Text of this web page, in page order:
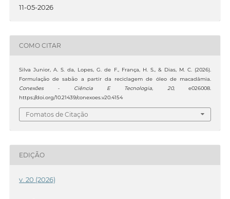
11-05-2026
COMO CITAR
Silva Junior, A. S. da, Lopes, G. de F., França, H. S., & Dias, M. C. (2026).
Formulação de sabão a partir da reciclagem de óleo de macadâmia.
Conexões - Ciência E Tecnologia, 20, e026008.
https://doi.org/10.21439/conexoes.v20.4154
Fomatos de Citação
EDIÇÃO
v. 20 (2026)